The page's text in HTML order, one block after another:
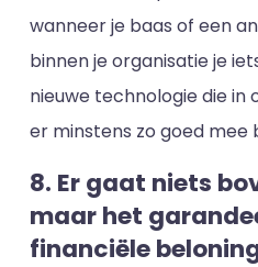
wanneer je baas of een
binnen je organisatie je
nieuwe technologie die in
er minstens zo goed mee
8. Er gaat niets
maar het
financiële